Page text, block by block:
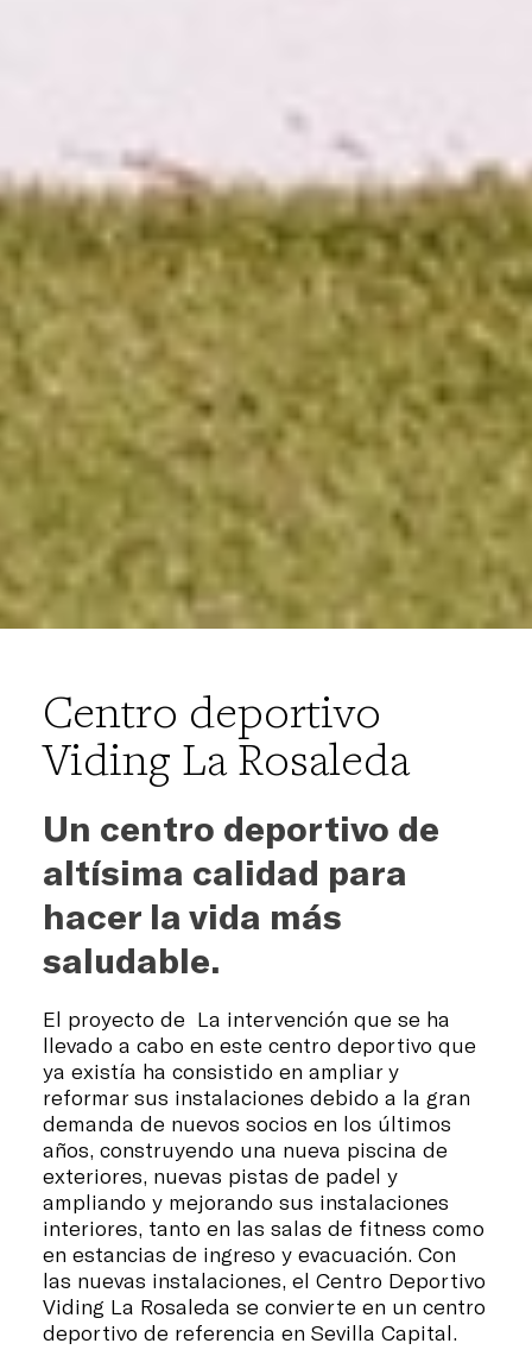
Centro deportivo
Viding La Rosaleda
Un centro deportivo de
altísima calidad para
hacer la vida más
saludable.
El proyecto de La intervención que se ha
llevado a cabo en este centro deportivo que
ya existía ha consistido en ampliar y
reformar sus instalaciones debido a la gran
demanda de nuevos socios en los últimos
años, construyendo una nueva piscina de
exteriores, nuevas pistas de padel y
ampliando y mejorando sus instalaciones
interiores, tanto en las salas de fitness como
en estancias de ingreso y evacuación. Con
las nuevas instalaciones, el Centro Deportivo
Viding La Rosaleda se convierte en un centro
deportivo de referencia en Sevilla Capital.